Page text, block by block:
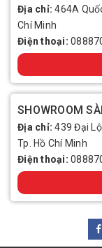
Địa chỉ:464A
Chí Minh
Điện thoại:
SHOWROOM
Địa chỉ:439 Đại
Tp. Hồ Chí Minh
Điện thoại: